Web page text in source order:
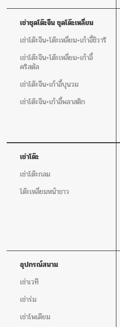
เช่าชุดโต๊ะจีน ชุดโต๊ะเหลี่ยม
เช่าโต๊ะจีน+โต๊ะเหลี่ยม+เก้าอี้ชิวารี
เช่าโต๊ะจีน+โต๊ะเหลี่ยม+เก้าอี้
คริสตัล
เช่าโต๊ะจีน+เก้าอี้บุนวม
เช่าโต๊ะจีน+เก้าอี้พลาสติก
เช่าโต๊ะ
เช่าโต๊ะกลม
โต๊ะเหลี่ยมหน้าขาว
อุปกรณ์สนาม
เช่าเวที
เช่าร่ม
เช่าโพเดียม